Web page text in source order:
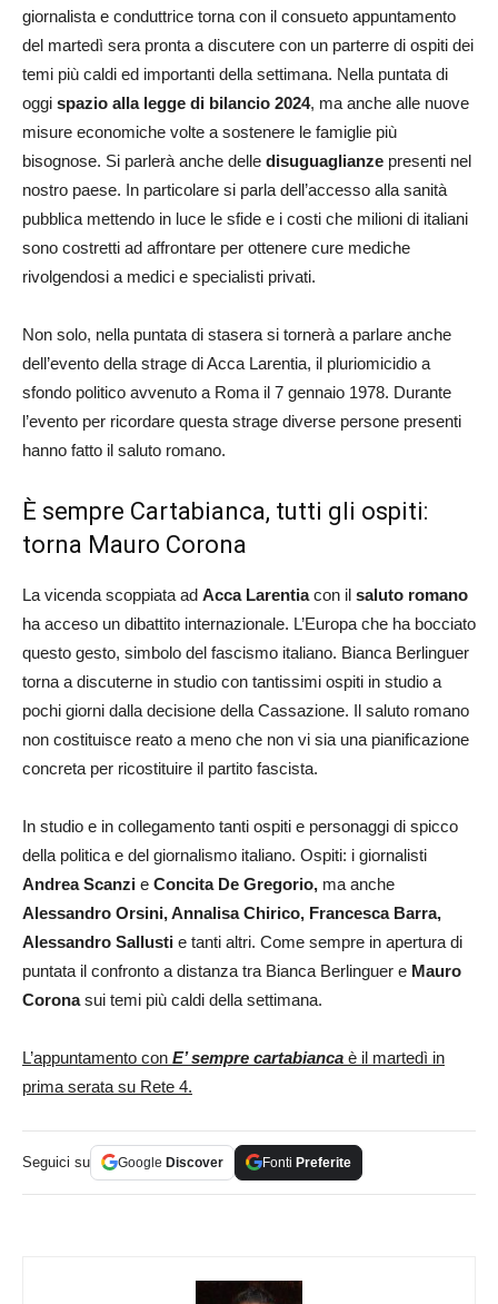
giornalista e conduttrice torna con il consueto appuntamento
del martedì sera pronta a discutere con un parterre di ospiti dei
temi più caldi ed importanti della settimana. Nella puntata di
oggi spazio alla legge di bilancio 2024, ma anche alle nuove
misure economiche volte a sostenere le famiglie più
bisognose. Si parlerà anche delle disuguaglianze presenti nel
nostro paese. In particolare si parla dell’accesso alla sanità
pubblica mettendo in luce le sfide e i costi che milioni di italiani
sono costretti ad affrontare per ottenere cure mediche
rivolgendosi a medici e specialisti privati.
Non solo, nella puntata di stasera si tornerà a parlare anche
dell’evento della strage di Acca Larentia, il pluriomicidio a
sfondo politico avvenuto a Roma il 7 gennaio 1978. Durante
l’evento per ricordare questa strage diverse persone presenti
hanno fatto il saluto romano.
È sempre Cartabianca, tutti gli ospiti:
torna Mauro Corona
La vicenda scoppiata ad Acca Larentiacon il saluto romano
ha acceso un dibattito internazionale. L’Europa che ha bocciato
questo gesto, simbolo del fascismo italiano. Bianca Berlinguer
torna a discuterne in studio con tantissimi ospiti in studio a
pochi giorni dalla decisione della Cassazione. Il saluto romano
non costituisce reato a meno che non vi sia una pianificazione
concreta per ricostituire il partito fascista.
In studio e in collegamento tanti ospiti e personaggi di spicco
della politica e del giornalismo italiano. Ospiti: i giornalisti
Andrea Scanzi e Concita De Gregorio, ma anche
Alessandro Orsini, Annalisa Chirico, Francesca Barra,
Alessandro Sallusti e tanti altri. Come sempre in apertura di
puntata il confronto a distanza tra Bianca Berlinguer e Mauro
Coronasui temi più caldi della settimana.
L’appuntamento con E’ sempre cartabianca è il martedì in
prima serata su Rete 4.
Seguici su Google Discover Fonti Preferite